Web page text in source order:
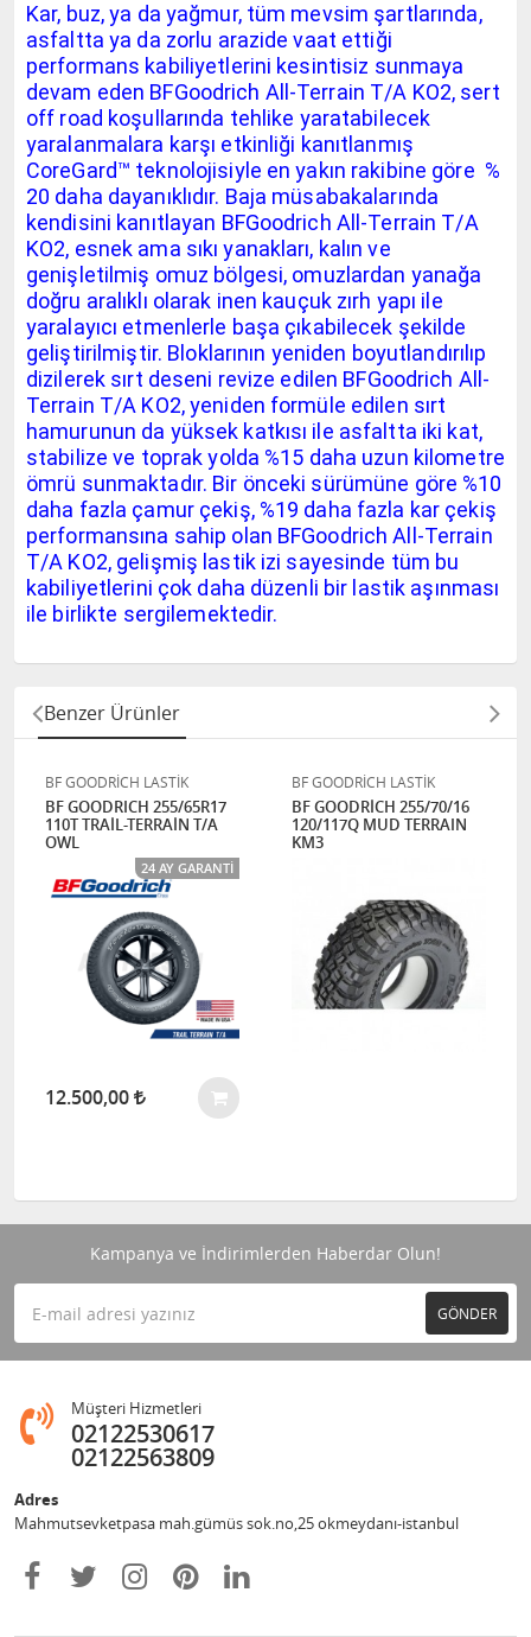
Kar, buz, ya da yağmur, tüm mevsim şartlarında,
asfaltta ya da zorlu arazide vaat ettiği
performans kabiliyetlerini kesintisiz sunmaya
devam eden BFGoodrich All-Terrain T/A KO2, sert
off road koşullarında tehlike yaratabilecek
yaralanmalara karşı etkinliği kanıtlanmış
CoreGard™ teknolojisiyle en yakın rakibine göre %
20 daha dayanıklıdır. Baja müsabakalarında
kendisini kanıtlayan BFGoodrich All-Terrain T/A
KO2, esnek ama sıkı yanakları, kalın ve
genişletilmiş omuz bölgesi, omuzlardan yanağa
doğru aralıklı olarak inen kauçuk zırh yapı ile
yaralayıcı etmenlerle başa çıkabilecek şekilde
geliştirilmiştir. Bloklarının yeniden boyutlandırılıp
dizilerek sırt deseni revize edilen BFGoodrich All-
Terrain T/A KO2, yeniden formüle edilen sırt
hamurunun da yüksek katkısı ile asfaltta iki kat,
stabilize ve toprak yolda %15 daha uzun kilometre
ömrü sunmaktadır. Bir önceki sürümüne göre %10
daha fazla çamur çekiş, %19 daha fazla kar çekiş
performansına sahip olan BFGoodrich All-Terrain
T/A KO2, gelişmiş lastik izi sayesinde tüm bu
kabiliyetlerini çok daha düzenli bir lastik aşınması
ile birlikte sergilemektedir.
Benzer Ürünler
BF GOODRİCH LASTİK
BF GOODRICH 255/65R17
110T TRAİL-TERRAİN T/A
OWL
24 AY GARANTI
12.500,00
BF GOODRİCH LASTİK
BF GOODRİCH 255/70/16
120/117Q MUD TERRAIN
KM3
Kampanya ve İndirimlerden Haberdar Olun!
GÖNDER
Müşteri Hizmetleri
02122530617
02122563809
Adres
Mahmutsevketpasa mah.gümüs sok.no,25 okmeydanı-istanbul